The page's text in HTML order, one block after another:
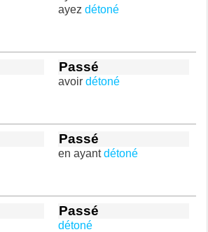
ayez détoné
Passé
avoir détoné
Passé
en ayantdétoné
Passé
détoné